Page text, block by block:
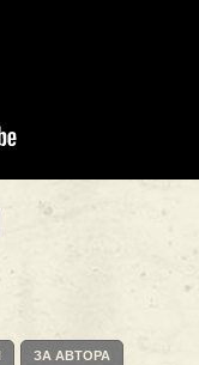
ЗА АВТОРА